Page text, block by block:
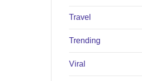
Travel
Trending
Viral